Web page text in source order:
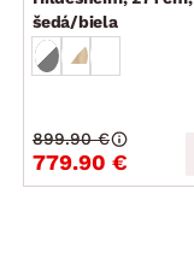
šedá/biela
779.90 €
899.90 €